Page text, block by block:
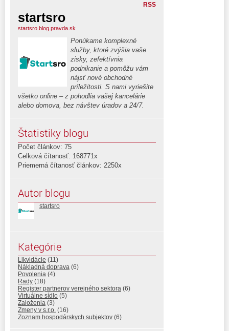
RSS
startsro
startsro.blog.pravda.sk
Ponúkame komplexné
služby, ktoré zvýšia vaše
zisky, zefektívnia
podnikanie a pomôžu vám
nájsť nové obchodné
príležitosti. S nami vyriešite
všetko online – z pohodlia vašej kancelárie
alebo domova, bez návštev úradov a 24/7.
Štatistiky blogu
Počet článkov: 75
Celková čítanosť: 168771x
Priemerná čítanosť článkov: 2250x
Autor blogu
startsro
Kategórie
Likvidácie (11)
Nákladná doprava (6)
Povolenia (4)
Rady (18)
Register partnerov verejného sektora (6)
Virtuálne sídlo (5)
Založenia (3)
Zmeny v s.r.o. (16)
Zoznam hospodárskych subjektov (6)